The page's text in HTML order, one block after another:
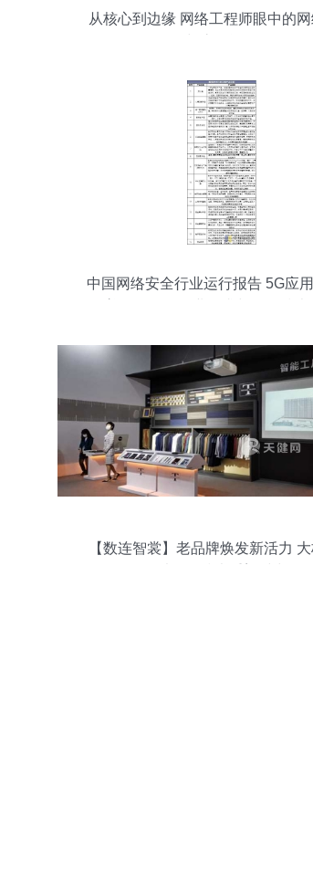
从核心到边缘 网络工程师眼中的
中国网络安全行业运行报告 5G应
【数连智裳】老品牌焕发新活力